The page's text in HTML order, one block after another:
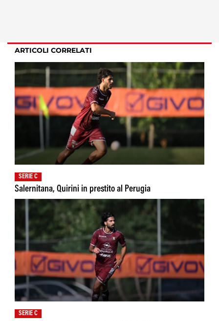
ARTICOLI CORRELATI
SERIE C
Salernitana, Quirini in prestito al Perugia
SERIE C